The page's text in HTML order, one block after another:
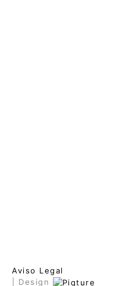
Aviso Legal
| Design